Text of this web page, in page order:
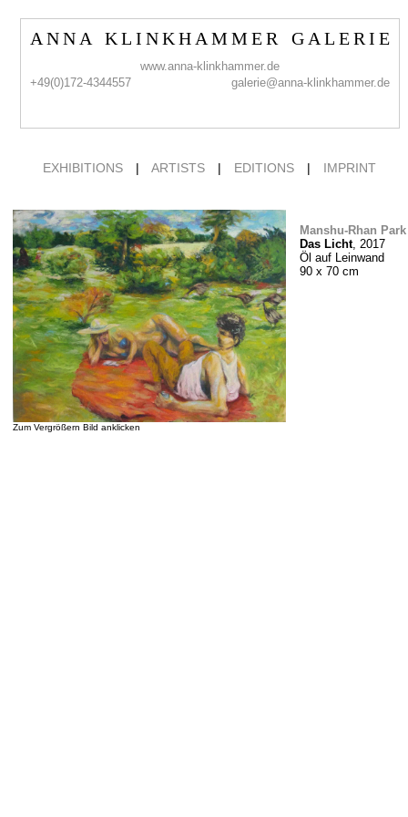
A N N A K L I N K H A M M E R G A L E R I E
www.anna-klinkhammer.de
+49(0)172-4344557
galerie@anna-klinkhammer.de
EXHIBITIONS | ARTISTS | EDITIONS | IMPRINT
Zum Vergrößern Bild anklicken
Manshu-Rhan Park
Das Licht, 2017
Öl auf Leinwand
90 x 70 cm